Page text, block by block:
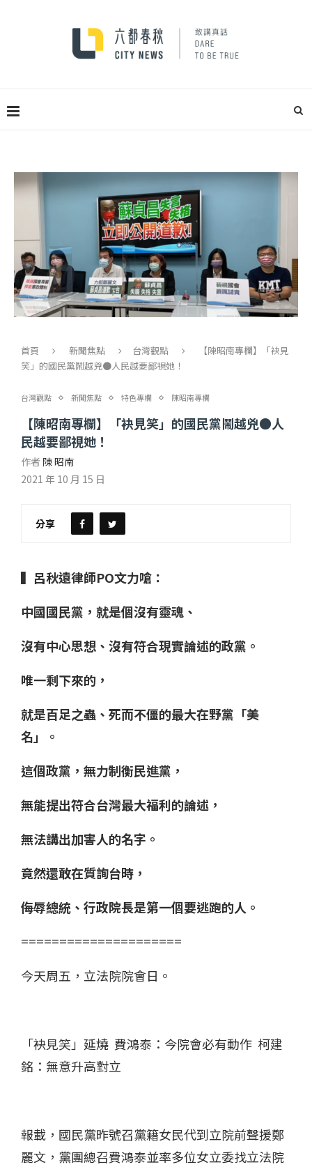
首頁 新聞焦點 台灣觀點
【陳昭南專欄】「袂見
笑」的國民黨鬧越兇●人民越要鄙視她！
台灣觀點 新聞焦點 特色專欄 陳昭南專欄
【陳昭南專欄】「袂見笑」的國民黨鬧越兇●人
民越要鄙視她！
作者 陳 昭南
2021 年 10 月 15 日
分享
▍呂秋遠律師PO文力嗆：
中國國民黨，就是個沒有靈魂、
沒有中心思想、沒有符合現實論述的政黨。
唯一剩下來的，
就是百足之蟲、死而不僵的最大在野黨「美
名」。
這個政黨，無力制衡民進黨，
無能提出符合台灣最大福利的論述，
無法講出加害人的名字。
竟然還敢在質詢台時，
侮辱總統、行政院長是第一個要逃跑的人。
=====================
今天周五，立法院院會日。
「袂見笑」延燒 費鴻泰：今院會必有動作 柯建
銘：無意升高對立
報載，國民黨昨號召黨籍女民代到立院前聲援鄭
麗文，黨團總召費鴻泰並率多位女立委找立法院